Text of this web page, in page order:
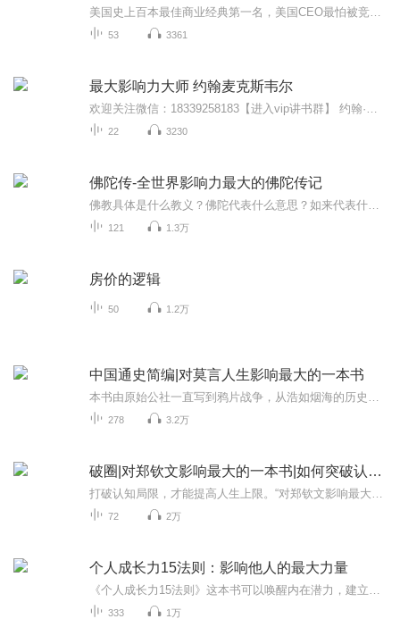
53 3361
最大影响力大师 约翰麦克斯韦尔
22 3230
佛陀传-全世界影响力最大的佛陀传记
121 1.3万
房价的逻辑
50 1.2万
中国通史简编|对莫言人生影响最大的一本书
278 3.2万
破圈|对郑钦文影响最大的一本书|如何突破认知局限
72 2万
个人成长力15法则：影响他人的最大力量
333 1万